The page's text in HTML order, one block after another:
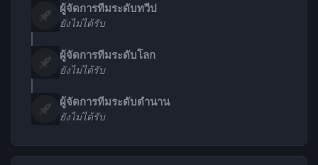
ผู้จัดการทีมระดับทวีป
ยังไม่ได้รับ
ผู้จัดการทีมระดับโลก
ยังไม่ได้รับ
ผู้จัดการทีมระดับตำนาน
ยังไม่ได้รับ